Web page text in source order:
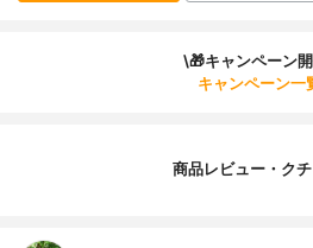
\🎁キャンペーン
キャンペーン一
商品レビュー・ク